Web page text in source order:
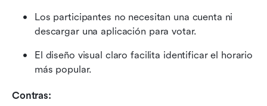
Los participantes no necesitan una cuenta ni
descargar una aplicación para votar.
El diseño visual claro facilita identificar el horario
más popular.
Contras: